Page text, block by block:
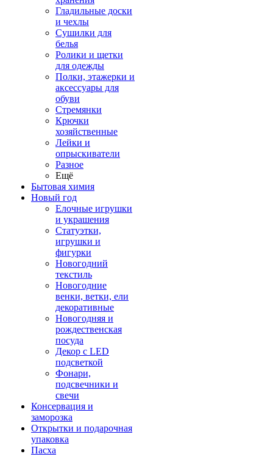
Гладильные доски
и чехлы
Сушилки для
белья
Ролики и щетки
для одежды
Полки, этажерки и
аксессуары для
обуви
Стремянки
Крючки
хозяйственные
Лейки и
опрыскиватели
Разное
Ещё
Бытовая химия
Новый год
Елочные игрушки
и украшения
Статуэтки,
игрушки и
фигурки
Новогодний
текстиль
Новогодние
венки, ветки, ели
декоративные
Новогодняя и
рождественская
посуда
Декор с LED
подсветкой
Фонари,
подсвечники и
свечи
Консервация и
заморозка
Открытки и подарочная
упаковка
Пасха